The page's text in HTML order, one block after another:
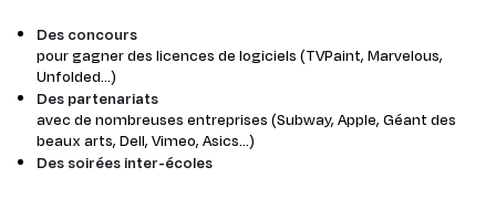
Des concours
pour gagner des licences de logiciels (TVPaint, Marvelous,
Unfolded…)
Des partenariats
avec de nombreuses entreprises (Subway, Apple, Géant des
beaux arts, Dell, Vimeo, Asics…)
Des soirées inter-écoles